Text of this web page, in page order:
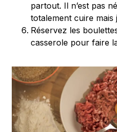
partout. Il n’est pas
totalement cuire mais
Réservez les
casserole pour faire